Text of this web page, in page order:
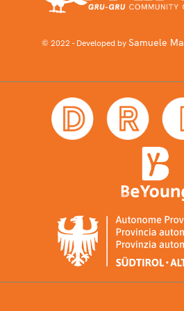
© 2022 - Developed bySamuele